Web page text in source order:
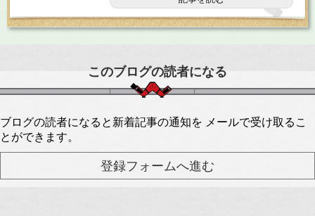
このブログの読者になる
ブログの読者になると新着記事の通知を メールで受け取るこ
とができます。